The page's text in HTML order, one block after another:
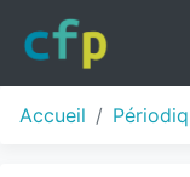
Accueil